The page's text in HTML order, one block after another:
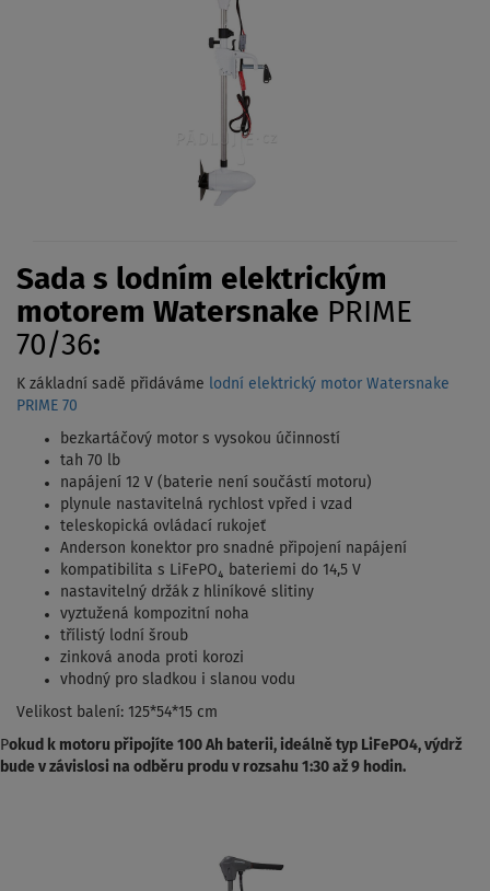
Sada s lodním elektrickým
motorem Watersnake PRIME
70/36:
K základní sadě přidáváme lodní elektrický motor Watersnake
PRIME 70
bezkartáčový motor s vysokou účinností
tah 70 lb
napájení 12 V (baterie není součástí motoru)
plynule nastavitelná rychlost vpřed i vzad
teleskopická ovládací rukojeť
Anderson konektor pro snadné připojení napájení
kompatibilita s LiFePO₄ bateriemi do 14,5 V
nastavitelný držák z hliníkové slitiny
vyztužená kompozitní noha
třílistý lodní šroub
zinková anoda proti korozi
vhodný pro sladkou i slanou vodu
Velikost balení: 125*54*15 cm
Pokud k motoru připojíte 100 Ah baterii, ideálně typ LiFePO4, výdrž
bude v závislosi na odběru produ v rozsahu 1:30 až 9 hodin.